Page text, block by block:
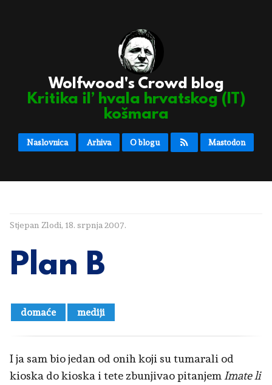
Wolfwood's Crowd blog
Kritika il’ hvala hrvatskog (IT)
košmara
Naslovnica Arhiva O blogu Mastodon
Stjepan Zlodi, 18. srpnja 2007.
Plan B
domaće mediji
I ja sam bio jedan od onih koji su tumarali od
kioska do kioska i tete zbunjivao pitanjem Imate li